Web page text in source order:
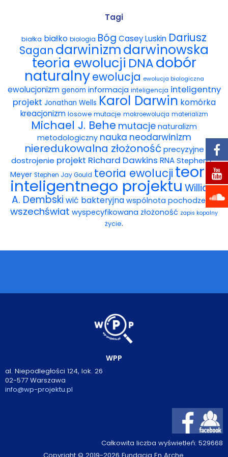
Wybór tekstów
Dla autorów
Darmowy ebook
Księgarnia
FAQ
Spis tekstów
Filmy
Konferencje, webinaria i debaty
Wywiady i wykłady
Podcasty
O książkach
FAQ
Kontakt
Tagi
białka białko biologia Bóg Casey Luskin Dariusz
Sagan darwinizmdarwinowska
teoria ewolucji DNAdobór
naturalnyewolucja ewolucja biologiczna
ewolucjonizm genom informacja inteligencja inteligentny
projekt Jonathan Wells Karol Darwin komórka
kreacjonizm losowe mutacje makroewolucja materializm
Michael J. Behe mutacje naturalizm
metodologiczny nauka neodarwinizm
nieredukowalna złożoność precyzyjne
dostrojenie projekt Richard Dawkins RNA Stephen C.
Meyer Stephen Jay Gould teoria ewolucji teoria
inteligentnego projektu William
A. Dembski wić bakteryjna wspólnota pochodzenia
wszechświat wyspecyfikowana złożoność zapis kopalny
życie.
WPP
al. Niepodległości 124, lok. 26
02-577 Warszawa
info@wp-projektu.pl
Całkowita liczba wyświetleń: 529668